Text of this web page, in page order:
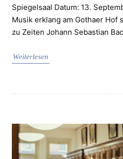
Spiegelsaal Datum: 13.
Musik erklang am Gothaer Hof
zu Zeiten Johann Sebastian
Weiterlesen